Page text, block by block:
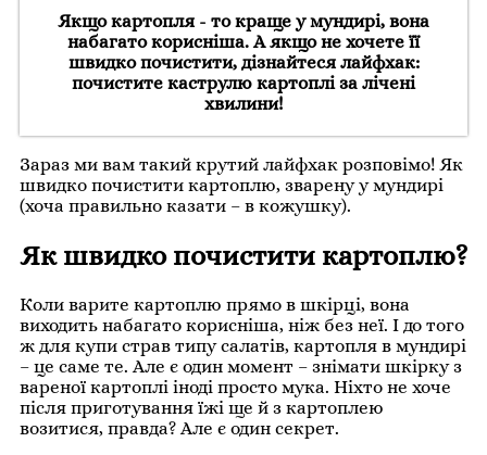
Якщо картопля - то краще у мундирі, вона
набагато корисніша. А якщо не хочете її
швидко почистити, дізнайтеся лайфхак:
почистите каструлю картоплі за лічені
хвилини!
Зараз ми вам такий крутий лайфхак розповімо! Як
швидко почистити картоплю, зварену у мундирі
(хоча правильно казати – в кожушку).
Як швидко почистити картоплю?
Коли варите картоплю прямо в шкірці, вона
виходить набагато корисніша, ніж без неї. І до того
ж для купи страв типу салатів, картопля в мундирі
– це саме те. Але є один момент – знімати шкірку з
вареної картоплі іноді просто мука. Ніхто не хоче
після приготування їжі ще й з картоплею
возитися, правда? Але є один секрет.